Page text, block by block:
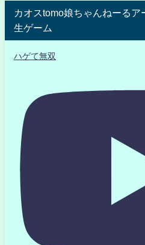
カオスtomo娘ちゃんねーるア
生ゲーム
ハゲて無双